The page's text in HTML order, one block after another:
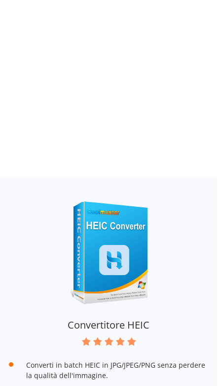
Convertitore HEIC
Converti in batch HEIC in JPG/JPEG/PNG senza perdere
la qualità dell'immagine.